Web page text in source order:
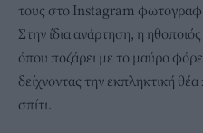
τους στο Instagram
Στην ίδια ανάρτηση, η
όπου ποζάρει με το μαύρο
δείχνοντας την εκπληκτική
σπίτι.